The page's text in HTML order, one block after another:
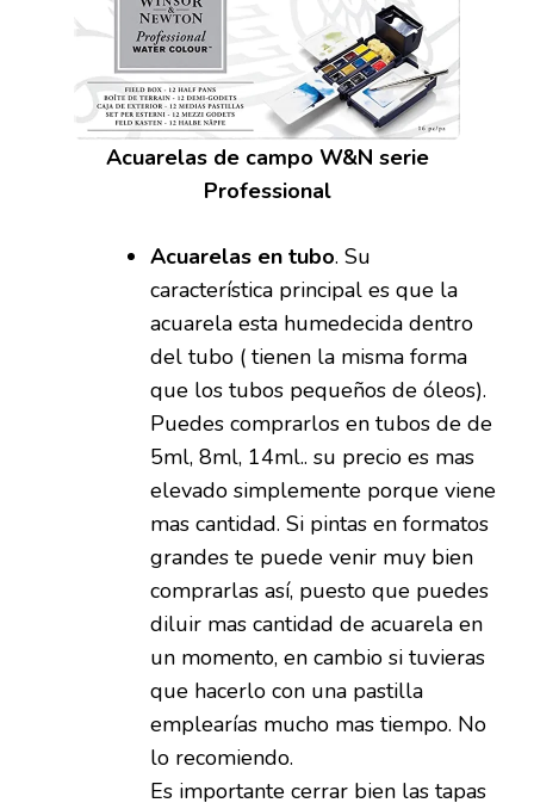
Acuarelas de campo W&N serie
Professional
Acuarelas en tubo. Su
característica principal es que la
acuarela esta humedecida dentro
del tubo ( tienen la misma forma
que los tubos pequeños de óleos).
Puedes comprarlos en tubos de de
5ml, 8ml, 14ml.. su precio es mas
elevado simplemente porque viene
mas cantidad. Si pintas en formatos
grandes te puede venir muy bien
comprarlas así, puesto que puedes
diluir mas cantidad de acuarela en
un momento, en cambio si tuvieras
que hacerlo con una pastilla
emplearías mucho mas tiempo. No
lo recomiendo.
Es importante cerrar bien las tapas